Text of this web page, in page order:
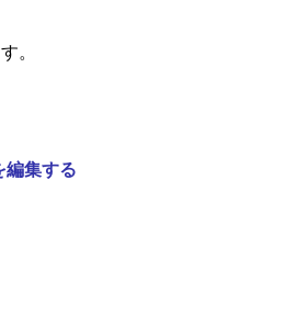
。
編集する